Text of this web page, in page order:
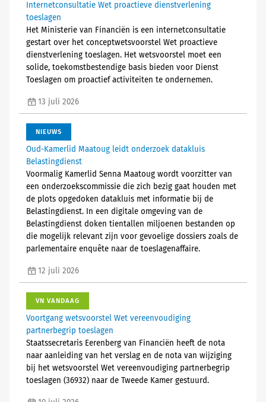
Internetconsultatie Wet proactieve dienstverlening
toeslagen
Het Ministerie van Financiën is een internetconsultatie
gestart over het conceptwetsvoorstel Wet proactieve
dienstverlening toeslagen. Het wetsvoorstel moet een
solide, toekomstbestendige basis bieden voor Dienst
Toeslagen om proactief activiteiten te ondernemen.
13 juli 2026
NIEUWS
Oud-Kamerlid Maatoug leidt onderzoek datakluis
Belastingdienst
Voormalig Kamerlid Senna Maatoug wordt voorzitter van
een onderzoekscommissie die zich bezig gaat houden met
de plots opgedoken datakluis met informatie bij de
Belastingdienst. In een digitale omgeving van de
Belastingdienst doken tientallen miljoenen bestanden op
die mogelijk relevant zijn voor gevoelige dossiers zoals de
parlementaire enquête naar de toeslagenaffaire.
12 juli 2026
VN VANDAAG
Voortgang wetsvoorstel Wet vereenvoudiging
partnerbegrip toeslagen
Staatssecretaris Eerenberg van Financiën heeft de nota
naar aanleiding van het verslag en de nota van wijziging
bij het wetsvoorstel Wet vereenvoudiging partnerbegrip
toeslagen (36932) naar de Tweede Kamer gestuurd.